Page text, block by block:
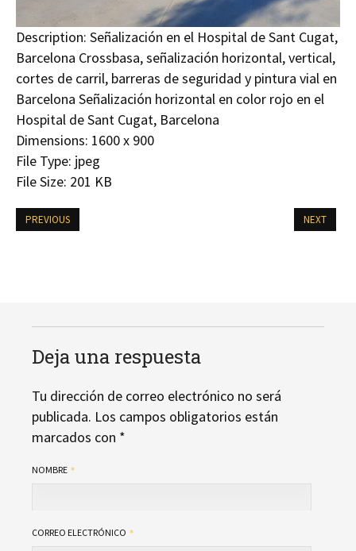
Description: Señalización en el Hospital de Sant Cugat,
Barcelona Crossbasa, señalización horizontal, vertical,
cortes de carril, barreras de seguridad y pintura vial en
Barcelona Señalización horizontal en color rojo en el
Hospital de Sant Cugat, Barcelona
Dimensions: 1600 x 900
File Type: jpeg
File Size: 201 KB
PREVIOUS NEXT
Deja una respuesta
Tu dirección de correo electrónico no será
publicada. Los campos obligatorios están
marcados con *
NOMBRE
CORREO ELECTRÓNICO